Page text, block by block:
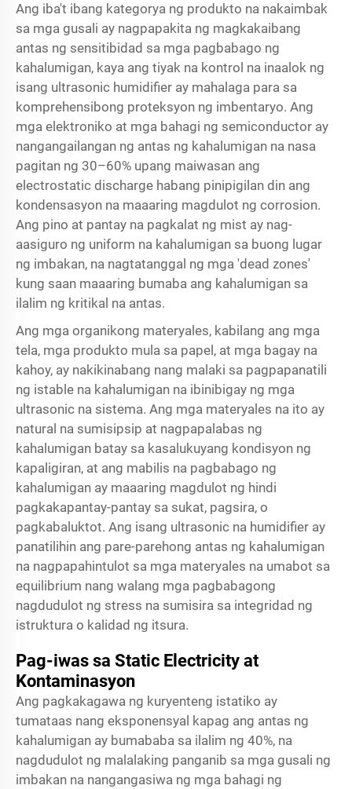
Ang iba't ibang kategorya ng produkto na nakaimbak
sa mga gusali ay nagpapakita ng magkakaibang
antas ng sensitibidad sa mga pagbabago ng
kahalumigan, kaya ang tiyak na kontrol na inaalok ng
isang ultrasonic humidifier ay mahalaga para sa
komprehensibong proteksyon ng imbentaryo. Ang
mga elektroniko at mga bahagi ng semiconductor ay
nangangailangan ng antas ng kahalumigan na nasa
pagitan ng 30–60% upang maiwasan ang
electrostatic discharge habang pinipigilan din ang
kondensasyon na maaaring magdulot ng corrosion.
Ang pino at pantay na pagkalat ng mist ay nag-
aasiguro ng uniform na kahalumigan sa buong lugar
ng imbakan, na nagtatanggal ng mga 'dead zones'
kung saan maaaring bumaba ang kahalumigan sa
ilalim ng kritikal na antas.
Ang mga organikong materyales, kabilang ang mga
tela, mga produkto mula sa papel, at mga bagay na
kahoy, ay nakikinabang nang malaki sa pagpapanatili
ng istable na kahalumigan na ibinibigay ng mga
ultrasonic na sistema. Ang mga materyales na ito ay
natural na sumisipsip at nagpapalabas ng
kahalumigan batay sa kasalukuyang kondisyon ng
kapaligiran, at ang mabilis na pagbabago ng
kahalumigan ay maaaring magdulot ng hindi
pagkakapantay-pantay sa sukat, pagsira, o
pagkabaluktot. Ang isang ultrasonic na humidifier ay
panatilihin ang pare-parehong antas ng kahalumigan
na nagpapahintulot sa mga materyales na umabot sa
equilibrium nang walang mga pagbabagong
nagdudulot ng stress na sumisira sa integridad ng
istruktura o kalidad ng itsura.
Pag-iwas sa Static Electricity at
Kontaminasyon
Ang pagkakagawa ng kuryenteng istatiko ay
tumataas nang eksponensyal kapag ang antas ng
kahalumigan ay bumababa sa ilalim ng 40%, na
nagdudulot ng malalaking panganib sa mga gusali ng
imbakan na nangangasiwa ng mga bahagi ng